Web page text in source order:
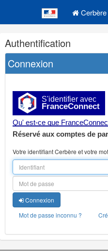
Cerbère
Navigation
et
outils
annexes
Authentification
Connexion
S'identifier avec
FranceConnect
Qu' est-ce que
Réservé aux comptes de
Votre identifiant Cerbère et votre
Connexion
Mot de passe inconnu ?